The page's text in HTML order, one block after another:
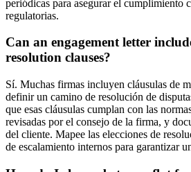
periódicas para asegurar el cumplimiento
regulatorias.
Can an engagement letter
resolution clauses?
Sí. Muchas firmas incluyen cláusulas de
definir un camino de resolución de
que esas cláusulas cumplan con las
revisadas por el consejo de la firma, y
del cliente. Mapee las elecciones de
de escalamiento internos para garantizar